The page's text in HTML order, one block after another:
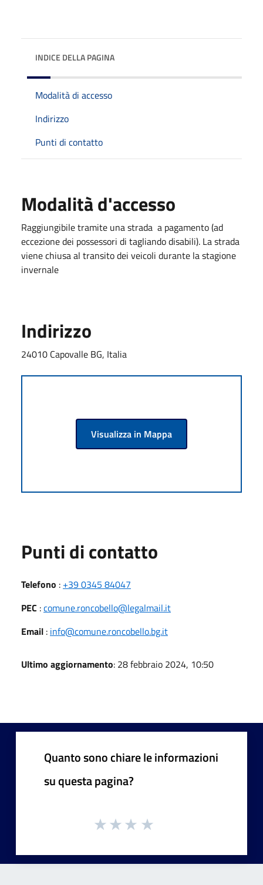
INDICE DELLA PAGINA
Modalità di accesso
Indirizzo
Punti di contatto
Modalità d'accesso
Raggiungibile tramite una strada a pagamento (ad
eccezione dei possessori di tagliando disabili). La strada
viene chiusa al transito dei veicoli durante la stagione
invernale
Indirizzo
24010 Capovalle BG, Italia
Visualizza in Mappa
Punti di contatto
Telefono : +39 0345 84047
PEC :comune.roncobello@legalmail.it
Email : info@comune.roncobello.bg.it
Ultimo aggiornamento: 28 febbraio 2024, 10:50
Quanto sono chiare le informazioni
su questa pagina?